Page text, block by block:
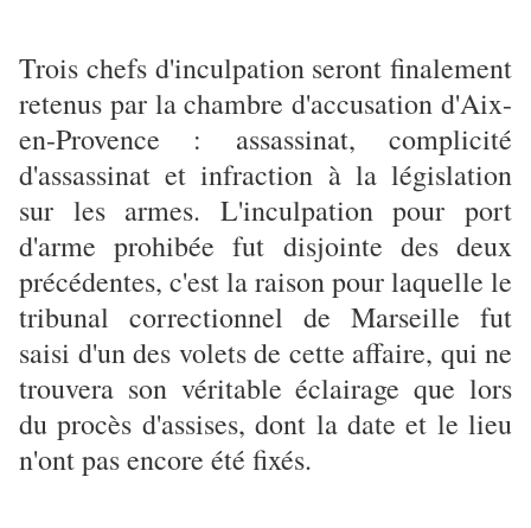
Trois chefs d'inculpation seront finalement
retenus par la chambre d'accusation d'Aix-
en-Provence : assassinat, complicité
d'assassinat et infraction à la législation
sur les armes. L'inculpation pour port
d'arme prohibée fut disjointe des deux
précédentes, c'est la raison pour laquelle le
tribunal correctionnel de Marseille fut
saisi d'un des volets de cette affaire, qui ne
trouvera son véritable éclairage que lors
du procès d'assises, dont la date et le lieu
n'ont pas encore été fixés.